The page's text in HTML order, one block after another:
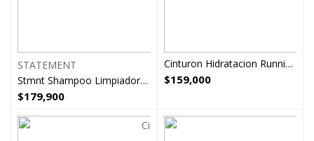
STATEMENT
Stmnt Shampoo Limpiador Todo En Uno 750
$179,900
Cinturon Hidratacion Running Atletismo negro verde
$159,000